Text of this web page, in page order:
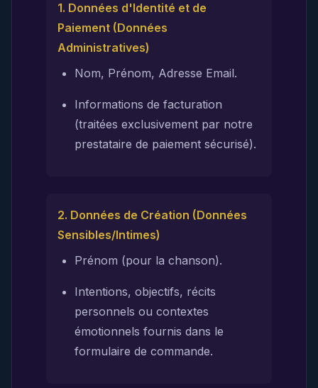
1. Données d'Identité et de
Paiement (Données
Administratives)
Nom, Prénom, Adresse Email.
Informations de facturation
(traitées exclusivement par notre
prestataire de paiement sécurisé).
2. Données de Création (Données
Sensibles/Intimes)
Prénom (pour la chanson).
Intentions, objectifs, récits
personnels ou contextes
émotionnels fournis dans le
formulaire de commande.